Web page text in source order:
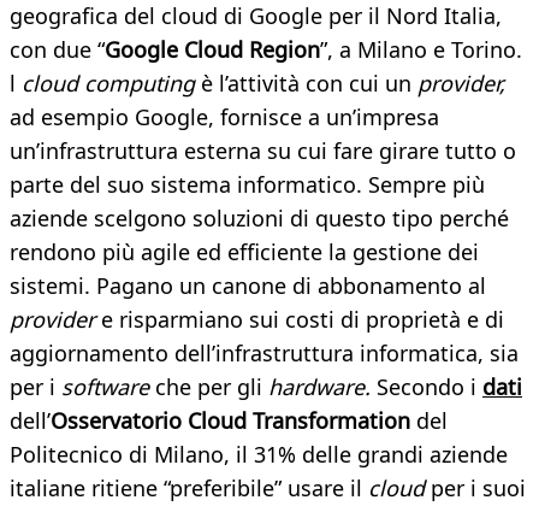
geografica del cloud di Google per il Nord Italia,
con due “Google Cloud Region”, a Milano e Torino.
l cloud computingè l’attività con cui un provider,
ad esempio Google, fornisce a un’impresa
un’infrastruttura esterna su cui fare girare tutto o
parte del suo sistema informatico. Sempre più
aziende scelgono soluzioni di questo tipo perché
rendono più agile ed efficiente la gestione dei
sistemi. Pagano un canone di abbonamento al
providere risparmiano sui costi di proprietà e di
aggiornamento dell’infrastruttura informatica, sia
per i softwareche per gli hardware. Secondo i dati
dell’Osservatorio Cloud Transformation del
Politecnico di Milano, il 31% delle grandi aziende
italiane ritiene “preferibile” usare il cloudper i suoi